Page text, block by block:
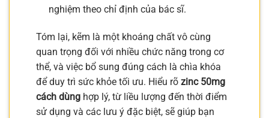
nghiệm theo chỉ định của bác sĩ.
Tóm lại, kẽm là một khoáng chất vô cùng
quan trọng đối với nhiều chức năng trong cơ
thể, và việc bổ sung đúng cách là chìa khóa
để duy trì sức khỏe tối ưu. Hiểu rõ zinc 50mg
cách dùng hợp lý, từ liều lượng đến thời điểm
sử dụng và các lưu ý đặc biệt, sẽ giúp bạn